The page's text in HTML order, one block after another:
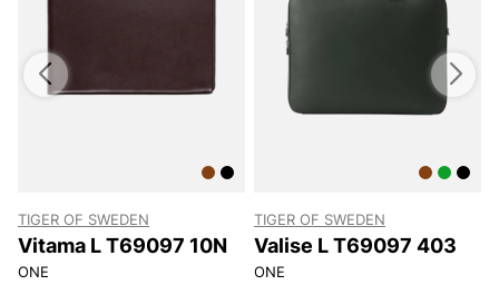
TIGER OF SWEDEN
Vitama L T69097 10N
ONE
TIGER OF SWEDEN
Valise L T69097 403
ONE